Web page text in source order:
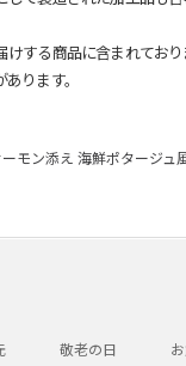
する商品に含まれており
ります。
モン添え 海鮮ポタージ
敬老の日